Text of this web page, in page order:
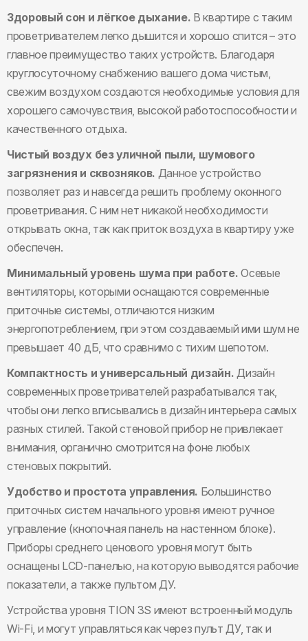
Здоровый сон и лёгкое дыхание. В квартире с таким
проветривателем легко дышится и хорошо спится – это
главное преимущество таких устройств. Благодаря
круглосуточному снабжению вашего дома чистым,
свежим воздухом создаются необходимые условия для
хорошего самочувствия, высокой работоспособности и
качественного отдыха.
Чистый воздух без уличной пыли, шумового
загрязнения и сквозняков. Данное устройство
позволяет раз и навсегда решить проблему оконного
проветривания. С ним нет никакой необходимости
открывать окна, так как приток воздуха в квартиру уже
обеспечен.
Минимальный уровень шума при работе. Осевые
вентиляторы, которыми оснащаются современные
приточные системы, отличаются низким
энергопотреблением, при этом создаваемый ими шум не
превышает 40 дБ, что сравнимо с тихим шепотом.
Компактность и универсальный дизайн. Дизайн
современных проветривателей разрабатывался так,
чтобы они легко вписывались в дизайн интерьера самых
разных стилей. Такой стеновой прибор не привлекает
внимания, органично смотрится на фоне любых
стеновых покрытий.
Удобство и простота управления. Большинство
приточных систем начального уровня имеют ручное
управление (кнопочная панель на настенном блоке).
Приборы среднего ценового уровня могут быть
оснащены LCD-панелью, на которую выводятся рабочие
показатели, а также пультом ДУ.
Устройства уровня TION 3S имеют встроенный модуль
Wi-Fi, и могут управляться как через пульт ДУ, так и